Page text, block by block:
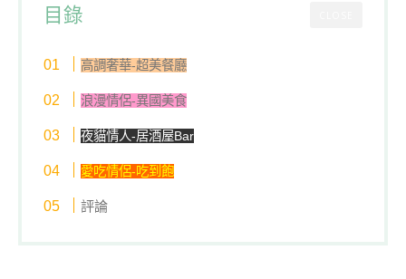
目錄
高調奢華-超美餐廳
浪漫情侶-異國美食
夜貓情人-居酒屋Bar
愛吃情侶-吃到飽
評論